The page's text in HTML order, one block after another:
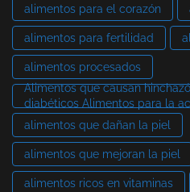
alimentos para el corazón
alimentos para fertilidad
alimentos procesados
Alimentos que causan
diabéticos Alimentos para la
alimentos que dañan la piel
alimentos que mejoran la piel
alimentos ricos en vitaminas